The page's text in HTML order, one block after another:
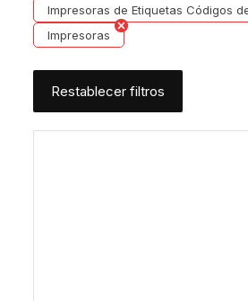
Impresoras de Etiquetas Códigos
Impresoras
Restablecer filtros